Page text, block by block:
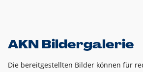
AKN Bildergalerie
Die bereitgestellten Bilder können für